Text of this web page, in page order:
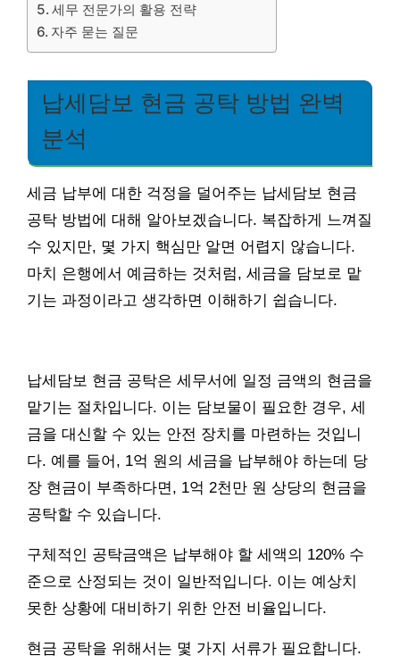
세무 전문가의 활용 전략
자주 묻는 질문
납세담보 현금 공탁 방법 완벽
분석
세금 납부에 대한 걱정을 덜어주는 납세담보 현금
공탁 방법에 대해 알아보겠습니다. 복잡하게 느껴질
수 있지만, 몇 가지 핵심만 알면 어렵지 않습니다.
마치 은행에서 예금하는 것처럼, 세금을 담보로 맡
기는 과정이라고 생각하면 이해하기 쉽습니다.
납세담보 현금 공탁은 세무서에 일정 금액의 현금을
맡기는 절차입니다. 이는 담보물이 필요한 경우, 세
금을 대신할 수 있는 안전 장치를 마련하는 것입니
다. 예를 들어, 1억 원의 세금을 납부해야 하는데 당
장 현금이 부족하다면, 1억 2천만 원 상당의 현금을
공탁할 수 있습니다.
구체적인 공탁금액은 납부해야 할 세액의 120% 수
준으로 산정되는 것이 일반적입니다. 이는 예상치
못한 상황에 대비하기 위한 안전 비율입니다.
현금 공탁을 위해서는 몇 가지 서류가 필요합니다.